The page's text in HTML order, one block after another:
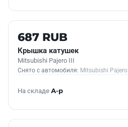
Б/У В НАЛИЧИИ
687 RUB
Крышка катушек
Mitsubishi Pajero III
Снято с автомобиля: Mitsubishi Pajero
На складе А-р